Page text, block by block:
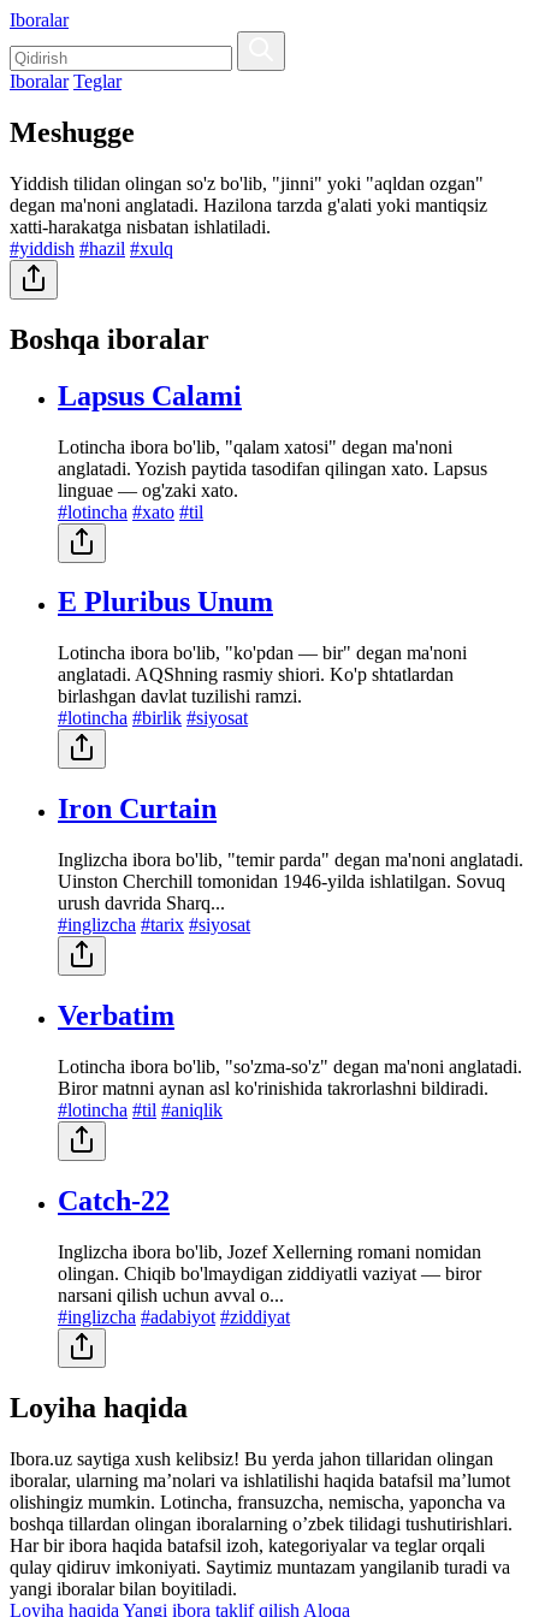
Iboralar
Iboralar Teglar
Meshugge
Yiddish tilidan olingan so'z bo'lib, "jinni" yoki "aqldan ozgan"
degan ma'noni anglatadi. Hazilona tarzda g'alati yoki mantiqsiz
xatti-harakatga nisbatan ishlatiladi.
#yiddish #hazil #xulq
Boshqa iboralar
Lapsus Calami
Lotincha ibora bo'lib, "qalam xatosi" degan ma'noni
anglatadi. Yozish paytida tasodifan qilingan xato. Lapsus
linguae — og'zaki xato.
#lotincha #xato #til
E Pluribus Unum
Lotincha ibora bo'lib, "ko'pdan — bir" degan ma'noni
anglatadi. AQShning rasmiy shiori. Ko'p shtatlardan
birlashgan davlat tuzilishi ramzi.
#lotincha #birlik #siyosat
Iron Curtain
Inglizcha ibora bo'lib, "temir parda" degan ma'noni anglatadi.
Uinston Cherchill tomonidan 1946-yilda ishlatilgan. Sovuq
urush davrida Sharq...
#inglizcha #tarix #siyosat
Verbatim
Lotincha ibora bo'lib, "so'zma-so'z" degan ma'noni anglatadi.
Biror matnni aynan asl ko'rinishida takrorlashni bildiradi.
#lotincha #til #aniqlik
Catch-22
Inglizcha ibora bo'lib, Jozef Xellerning romani nomidan
olingan. Chiqib bo'lmaydigan ziddiyatli vaziyat — biror
narsani qilish uchun avval o...
#inglizcha #adabiyot #ziddiyat
Loyiha haqida
Ibora.uz saytiga xush kelibsiz! Bu yerda jahon tillaridan olingan
iboralar, ularning maʼnolari va ishlatilishi haqida batafsil maʼlumot
olishingiz mumkin. Lotincha, fransuzcha, nemischa, yaponcha va
boshqa tillardan olingan iboralarning oʼzbek tilidagi tushutirishlari.
Har bir ibora haqida batafsil izoh, kategoriyalar va teglar orqali
qulay qidiruv imkoniyati. Saytimiz muntazam yangilanib turadi va
yangi iboralar bilan boyitiladi.
Loyiha haqida Yangi ibora taklif qilish Aloqa